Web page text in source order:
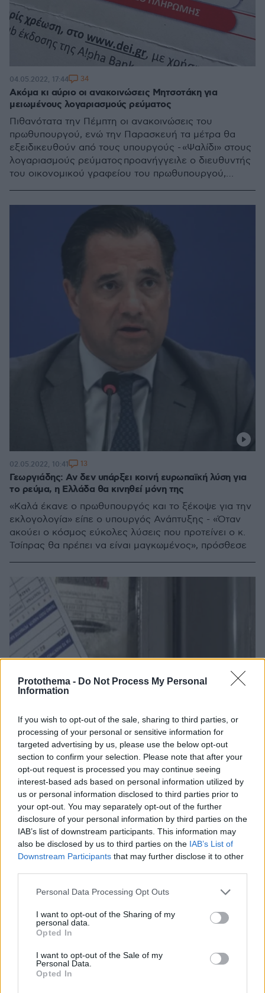
Protothema - Do Not Process My Personal
Information
If you wish to opt-out of the sale, sharing to third parties, or
processing of your personal or sensitive information for
targeted advertising by us, please use the below opt-out
section to confirm your selection. Please note that after your
opt-out request is processed you may continue seeing
interest-based ads based on personal information utilized by
us or personal information disclosed to third parties prior to
your opt-out. You may separately opt-out of the further
disclosure of your personal information by third parties on the
IAB’s list of downstream participants. This information may
also be disclosed by us to third parties on the IAB’s List of
Downstream Participants that may further disclose it to other
Please note that this website/app uses one or more Google
not limited to your visit or usage behaviour. You may click to
grant or deny consent to Google and its third-party tags to
use your data for below specified purposes in below Google
consent section.
Personal Data Processing Opt Outs
I want to opt-out of the Sharing of my
personal data.
Opted In
I want to opt-out of the Sale of my
Personal Data.
Opted In
Ακόμα κι αύριο οι ανακοινώσεις Μητσοτάκη για
μειωμένους λογαριασμούς ρεύματος
Πιθανότατα την Πέμπτη οι ανακοινώσεις του
πρωθυπουργού, ενώ την Παρασκευή τα μέτρα θα
εξειδικευθούν από τους υπουργούς - «Ψαλίδι» στους
λογαριασμούς ρεύματος προανήγγειλε ο διευθυντής
του οικονομικού γραφείου του πρωθυπουργού,
04.05.2022, 17:44 34
Γεωργιάδης: Αν δεν υπάρξει κοινή ευρωπαϊκή λύση για
το ρεύμα, η Ελλάδα θα κινηθεί μόνη της
«Καλά έκανε ο πρωθυπουργός και το ξέκοψε για την
εκλογολογία» είπε ο υπουργός Ανάπτυξης - «Όταν
ακούει ο κόσμος εύκολες λύσεις που προτείνει ο κ.
Τσίπρας θα πρέπει να είναι μαγκωμένος», πρόσθεσε
02.05.2022, 10:41 13
Νέο «μαχαίρι» στον λογαριασμό των ρύπων για να
ξεφουσκώσουν οι λογαριασμοί ρεύματος
Μόλις το 8% θα μείνει στον ΕΛΑΠΕ από τα έσοδα των
ρύπων - Στο Ταμείο Ενεργειακής Μετάβασης θα
ακρίβεια το 69,86% των εσόδων)
16.11.2021, 09:41